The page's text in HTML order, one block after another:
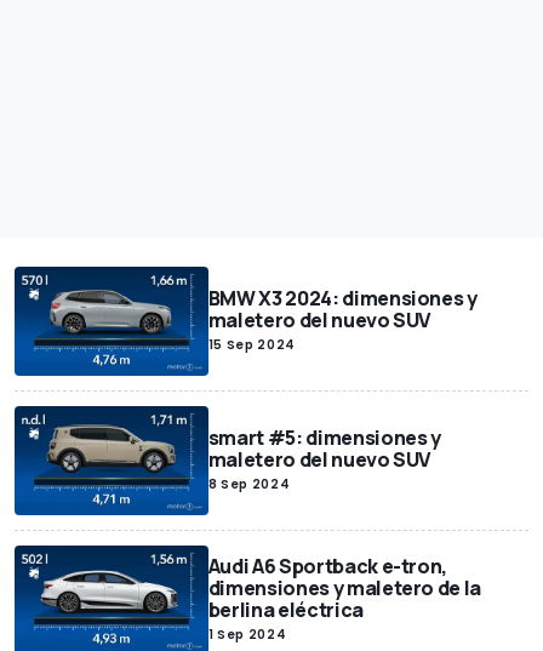
BMW X3 2024: dimensiones y
maletero del nuevo SUV
15 Sep 2024
smart #5: dimensiones y
maletero del nuevo SUV
8 Sep 2024
Audi A6 Sportback e-tron,
dimensiones y maletero de la
berlina eléctrica
1 Sep 2024